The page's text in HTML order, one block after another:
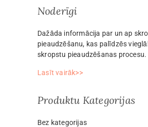
Noderīgi
Dažāda informācija par un ap
pieaudzēšanu, kas palīdzēs
skropstu pieaudzēšanas procesu.
Lasīt vairāk>>
Produktu Kategorijas
Bez kategorijas